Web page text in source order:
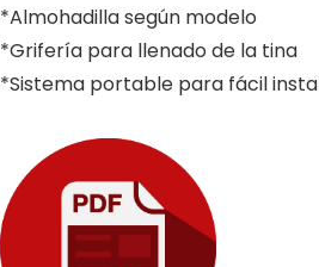
*Almohadilla según modelo
*Grifería para llenado de la tina
*Sistema portable para fácil